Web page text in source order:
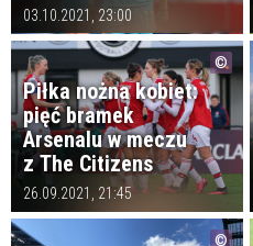
03.10.2021, 23:00
Piłka nożna kobiet:
pięć bramek
Arsenalu w meczu
z The Citizens
26.09.2021, 21:45